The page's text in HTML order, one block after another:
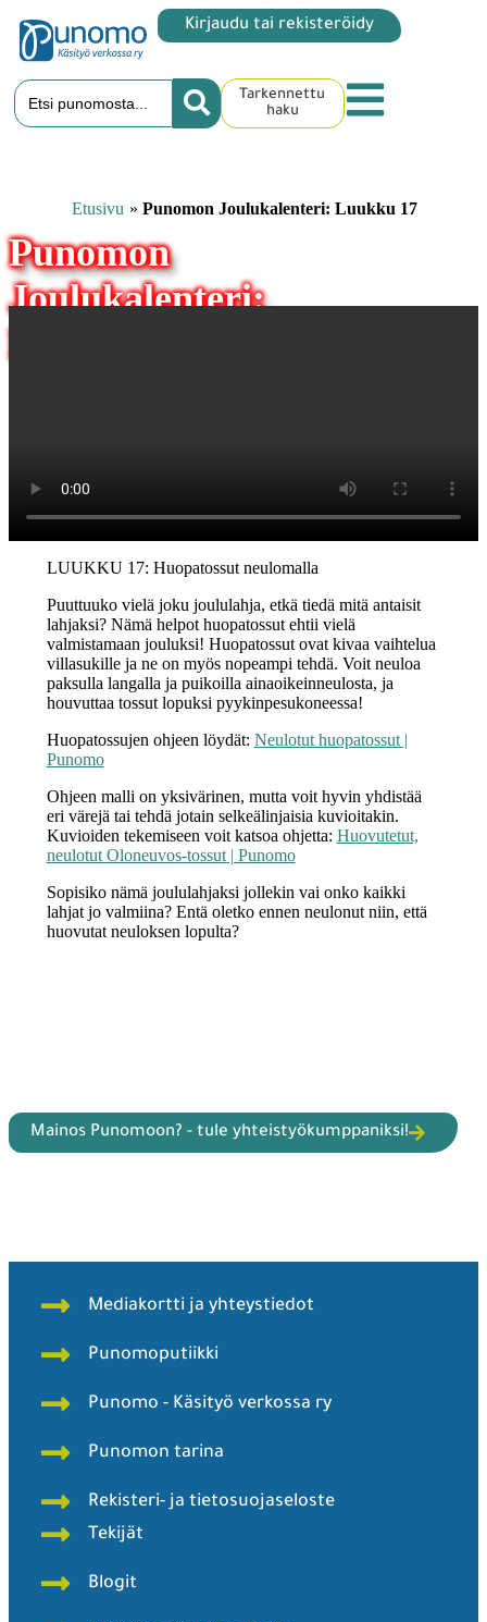
Kirjaudu tai rekisteröidy
Tarkennettu
haku
Etusivu » Punomon Joulukalenteri: Luukku 17
Punomon
Joulukalenteri:
LUUKKU 17: Huopatossut neulomalla
Puuttuuko vielä joku joululahja, etkä tiedä mitä antaisit
lahjaksi? Nämä helpot huopatossut ehtii vielä
valmistamaan jouluksi! Huopatossut ovat kivaa vaihtelua
villasukille ja ne on myös nopeampi tehdä. Voit neuloa
paksulla langalla ja puikoilla ainaoikeinneulosta, ja
houvuttaa tossut lopuksi pyykinpesukoneessa!
Huopatossujen ohjeen löydät: Neulotut huopatossut |
Punomo
Ohjeen malli on yksivärinen, mutta voit hyvin yhdistää
eri värejä tai tehdä jotain selkeälinjaisia kuvioitakin.
Kuvioiden tekemiseen voit katsoa ohjetta: Huovutetut,
neulotut Oloneuvos-tossut | Punomo
Sopisiko nämä joululahjaksi jollekin vai onko kaikki
lahjat jo valmiina? Entä oletko ennen neulonut niin, että
huovutat neuloksen lopulta?
Mainos Punomoon? - tule yhteistyökumppaniksi!
Mediakortti ja yhteystiedot
Punomoputiikki
Punomo - Käsityö verkossa ry
Punomon tarina
Rekisteri- ja tietosuojaseloste
Tekijät
Blogit